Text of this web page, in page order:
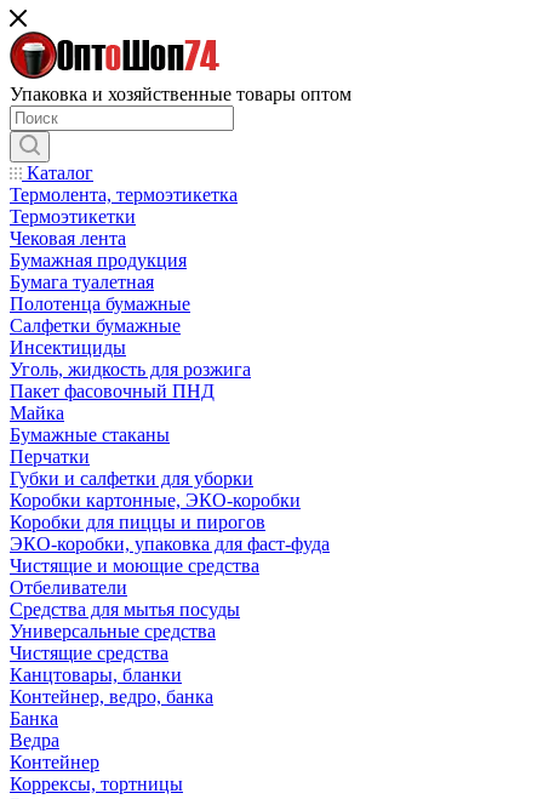
Упаковка и хозяйственные товары оптом
Каталог
Термолента, термоэтикетка
Термоэтикетки
Чековая лента
Бумажная продукция
Бумага туалетная
Полотенца бумажные
Салфетки бумажные
Инсектициды
Уголь, жидкость для розжига
Пакет фасовочный ПНД
Майка
Бумажные стаканы
Перчатки
Губки и салфетки для уборки
Коробки картонные, ЭКО-коробки
Коробки для пиццы и пирогов
ЭКО-коробки, упаковка для фаст-фуда
Чистящие и моющие средства
Отбеливатели
Средства для мытья посуды
Универсальные средства
Чистящие средства
Канцтовары, бланки
Контейнер, ведро, банка
Банка
Ведра
Контейнер
Коррексы, тортницы